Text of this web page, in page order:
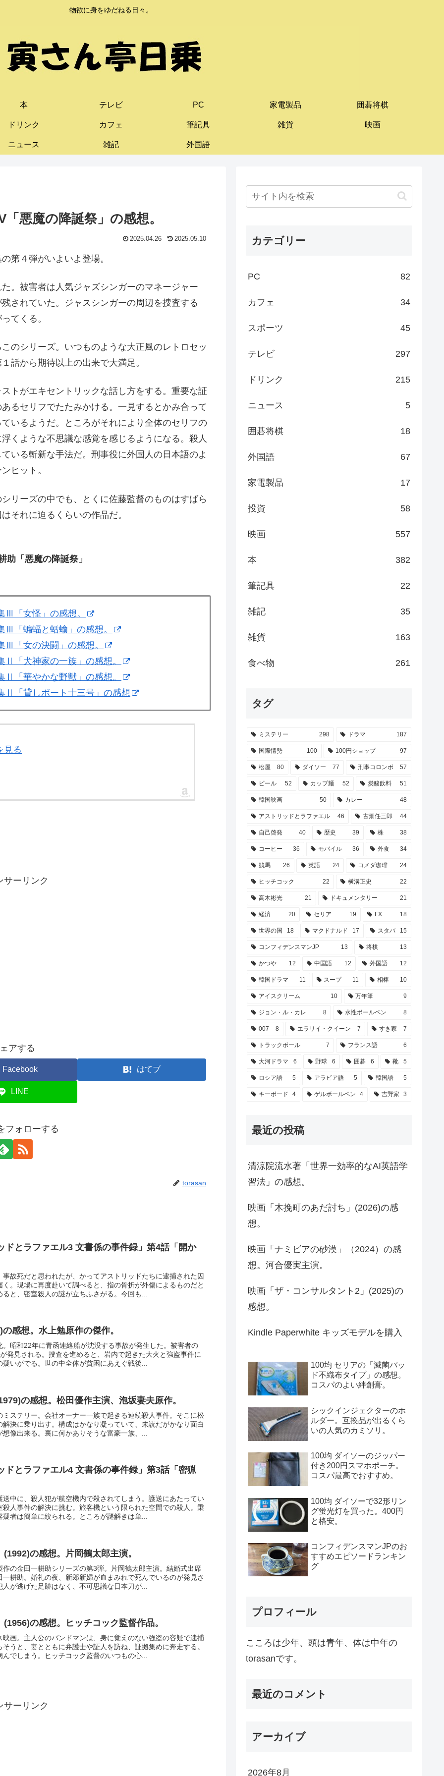
物欲に身をゆだねる日々。
本 テレビ PC 家電製品 囲碁将棋
ドリンク カフェ 筆記具 雑貨 映画
ニュース 雑記 外国語
悪魔の降誕祭」の感想。
2025.04.26 2025.05.10
第４弾がいよいよ登場。
。被害者は人気ジャズシンガーのマネージャー
されていた。ジャスシンガーの周辺を捜査する
てくる。
のシリーズ。いつものような大正風のレトロセッ
話から期待以上の出来で大満足。
トがエキセントリックな話し方をする。重要な証
るセリフでたたみかける。一見するとかみ合って
いるようだ。ところがそれにより全体のセリフの
くような不思議な感覚を感じるようになる。殺人
いる斬新な手法だ。刑事役に外国人の日本語のよ
ヒット。
リーズの中でも、とくに佐藤監督のものはすばら
それに迫るくらいの作品だ。
「悪魔の降誕祭」
Ⅲ「女怪」の感想。
Ⅲ「蝙蝠と蛞蝓」の感想。
Ⅲ「女の決闘」の感想。
Ⅱ「犬神家の一族」の感想。
Ⅱ「華やかな野獣」の感想。
Ⅱ「貸しボート十三号」の感想
見る
サーリンク
アする
Facebook はてブ
LINE
フォローする
torasan
ドとラファエル3 文書係の事件録」第4話「開か
故死だと思われたが、かってアストリッドたちに逮捕された囚
。現場に再度赴いて調べると、指の骨折が外傷によるものだと
と、密室殺人の謎が立ちふさがる。今回も...
感想。水上勉原作の傑作。
昭和22年に青函連絡船が沈没する事故が発生した。被害者の
発見される。捜査を進めると、岩内で起きた大火と強盗事件に
いがでる。世の中全体が貧困にあえぐ戦後...
の感想。松田優作主演、泡坂妻夫原作。
ステリー。会社オーナー一族で起きる連続殺人事件。そこに松
決に乗り出す。構成はかなり凝っていて、未読だがかなり面白
像出来る。裏に何かありそうな富豪一族、...
ドとラファエル4 文書係の事件録」第3話「密猟
中に、殺人犯が航空機内で殺されてしまう。護送にあたってい
人事件の解決に挑む。旅客機という限られた空間での殺人。乗
者は簡単に絞られる。ところが謎解きは単...
の感想。片岡鶴太郎主演。
の金田一耕助シリーズの第3弾。片岡鶴太郎主演。結婚式出席
耕助。婚礼の夜、新郎新婦が血まみれで死んでいるのが発見さ
が逃げた足跡はなく、不可思議な日本刀が...
の感想。ヒッチコック監督作品。
画。主人公のバンドマンは、身に覚えのない強盗の容疑で逮捕
うと、妻とともに弁護士や証人を訪ね、証拠集めに奔走する。
でしまう。ヒッチコック監督のいつもの心...
サーリンク
カテゴリー
PC 82
カフェ 34
スポーツ 45
テレビ 297
ドリンク 215
ニュース 5
囲碁将棋 18
外国語 67
家電製品 17
投資 58
映画 557
本 382
筆記具 22
雑記 35
雑貨 163
食べ物 261
タグ
ミステリー 298 ドラマ 187
国際情勢 100 100円ショップ 97
松屋 80 ダイソー 77 刑事コロンボ 57
ビール 52 カップ麺 52 炭酸飲料 51
韓国映画 50 カレー 48
アストリッドとラファエル 46 古畑任三郎 44
自己啓発 40 歴史 39 株 38
コーヒー 36 モバイル 36 外食 34
競馬 26 英語 24 コメダ珈琲 24
ヒッチコック 22 横溝正史 22
高木彬光 21 ドキュメンタリー 21
経済 20 セリア 19 FX 18
世界の国 18 マクドナルド 17 スタバ 15
コンフィデンスマンJP 13 将棋 13
かつや 12 中国語 12 外国語 12
韓国ドラマ 11 スープ 11 相棒 10
アイスクリーム 10 万年筆 9
ジョン・ル・カレ 8 水性ボールペン 8
007 8 エラリイ・クイーン 7 すき家 7
トラックボール 7 フランス語 6
大河ドラマ 6 野球 6 囲碁 6 靴 5
ロシア語 5 アラビア語 5 韓国語 5
キーボード 4 ゲルボールペン 4 吉野家 3
最近の投稿
清涼院流水著「世界一効率的なAI英語学
習法」の感想。
映画「木挽町のあだ討ち」(2026)の感
想。
映画「ナミビアの砂漠」（2024）の感
想。河合優実主演。
映画「ザ・コンサルタント2」(2025)の
感想。
Kindle Paperwhite キッズモデルを購入
100均 セリアの「滅菌パッ
ド不織布タイプ」の感想。
コスパのよい絆創膏。
シックインジェクターのホ
ルダー。互換品が出るくら
いの人気のカミソリ。
100均 ダイソーのジッパー
付き200円スマホポーチ。
コスパ最高でおすすめ。
100均 ダイソーで32形リン
グ蛍光灯を買った。400円
と格安。
コンフィデンスマンJPのお
すすめエピソードランキン
グ
プロフィール
こころは少年、頭は青年、体は中年の
torasanです。
最近のコメント
アーカイブ
2026年8月